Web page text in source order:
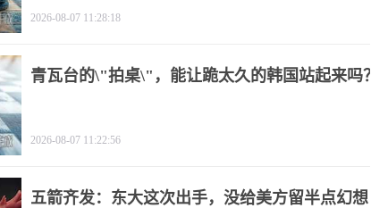
2026-08-07 11:28:18
青瓦台的\"拍桌\"，能让跪太久的韩国站起来吗？
2026-08-07 11:22:56
五箭齐发：东大这次出手，没给美方留半点幻想